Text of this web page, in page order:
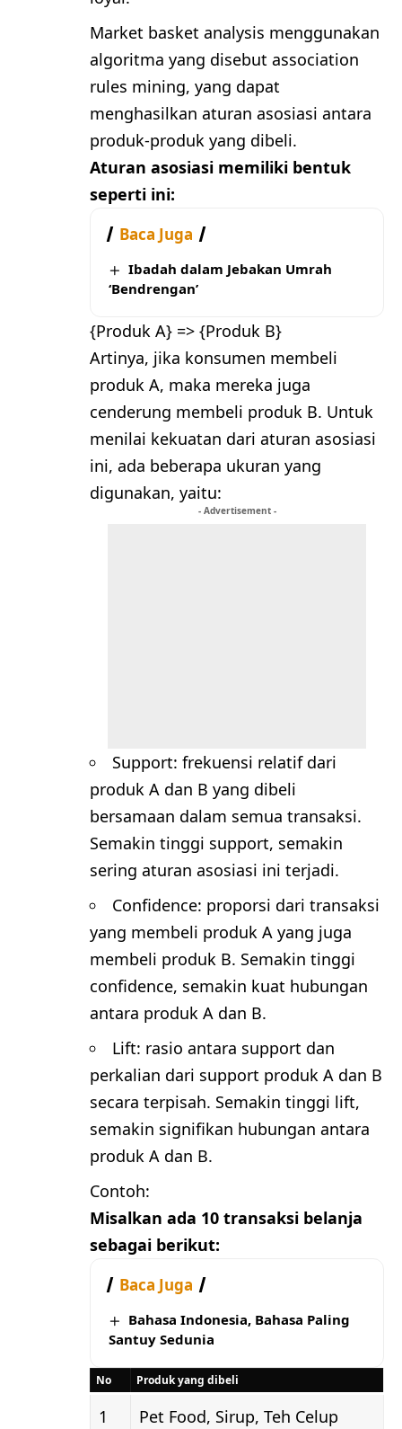
Market basket analysis menggunakan
algoritma yang disebut association
rules mining, yang dapat
menghasilkan aturan asosiasi antara
produk-produk yang dibeli.
Aturan asosiasi memiliki bentuk
seperti ini:
Baca Juga
Ibadah dalam Jebakan Umrah
‘Bendrengan’
{Produk A} => {Produk B}
Artinya, jika konsumen membeli
produk A, maka mereka juga
cenderung membeli produk B. Untuk
menilai kekuatan dari aturan asosiasi
ini, ada beberapa ukuran yang
digunakan, yaitu:
- Advertisement -
Support: frekuensi relatif dari
produk A dan B yang dibeli
bersamaan dalam semua transaksi.
Semakin tinggi support, semakin
sering aturan asosiasi ini terjadi.
Confidence: proporsi dari transaksi
yang membeli produk A yang juga
membeli produk B. Semakin tinggi
confidence, semakin kuat hubungan
antara produk A dan B.
Lift: rasio antara support dan
perkalian dari support produk A dan B
secara terpisah. Semakin tinggi lift,
semakin signifikan hubungan antara
produk A dan B.
Contoh:
Misalkan ada 10 transaksi belanja
sebagai berikut:
Baca Juga
Bahasa Indonesia, Bahasa Paling
Santuy Sedunia
No Produk yang dibeli
1 Pet Food, Sirup, Teh Celup